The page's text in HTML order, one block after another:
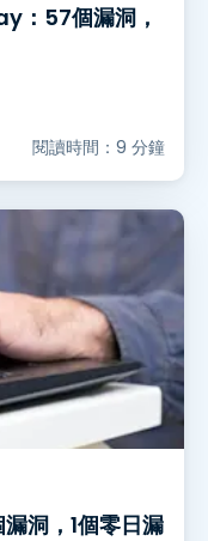
：57個漏洞，
閱讀時間：9 分鐘
洞，1個零日漏